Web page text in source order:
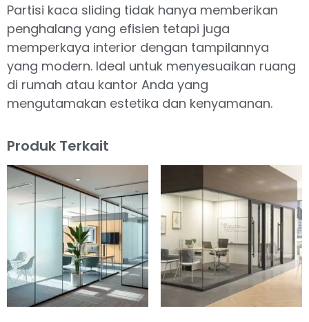
Partisi kaca sliding tidak hanya memberikan
penghalang yang efisien tetapi juga
memperkaya interior dengan tampilannya
yang modern. Ideal untuk menyesuaikan ruang
di rumah atau kantor Anda yang
mengutamakan estetika dan kenyamanan.
Produk Terkait